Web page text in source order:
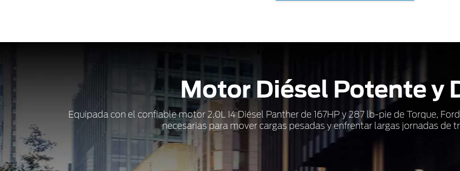
Motor Diésel Potente y
Equipada con el confiable motor 2.0L I4 Diésel Panther de 167HP y 287 lb-pie de Torque,
necesarias para mover cargas pesadas y enfrentar largas jornadas de